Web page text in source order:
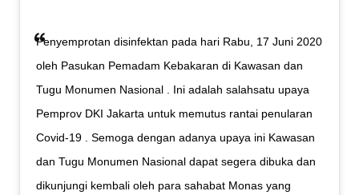
Penyemprotan disinfektan pada hari Rabu, 17 Juni 2020
oleh Pasukan Pemadam Kebakaran di Kawasan dan
Tugu Monumen Nasional . Ini adalah salahsatu upaya
Pemprov DKI Jakarta untuk memutus rantai penularan
Covid-19 . Semoga dengan adanya upaya ini Kawasan
dan Tugu Monumen Nasional dapat segera dibuka dan
dikunjungi kembali oleh para sahabat Monas yang